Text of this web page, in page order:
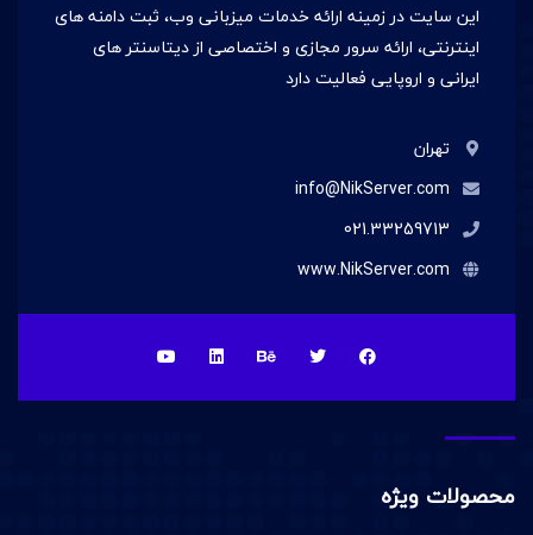
این سایت در زمينه ارائه خدمات میزبانی وب، ثبت دامنه های
اینترنتی، ارائه سرور مجازی و اختصاصی از دیتاسنتر های
ایرانی و اروپایی فعالیت دارد
تهران
info@NikServer.com
021.33259713
www.NikServer.com
محصولات ویژه